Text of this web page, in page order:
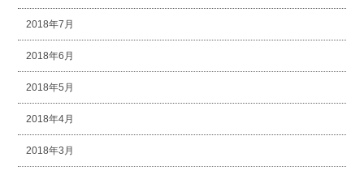
2018年7月
2018年6月
2018年5月
2018年4月
2018年3月